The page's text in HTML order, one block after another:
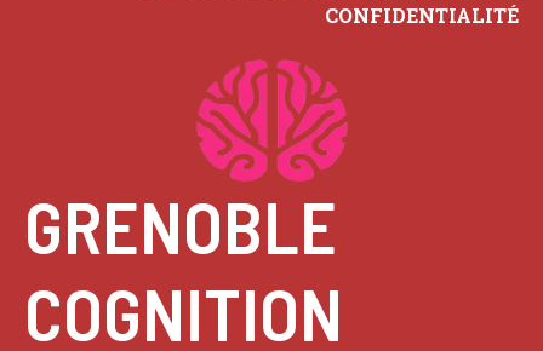
CONFIDENTIALITÉ
GRENOBLE
COGNITION